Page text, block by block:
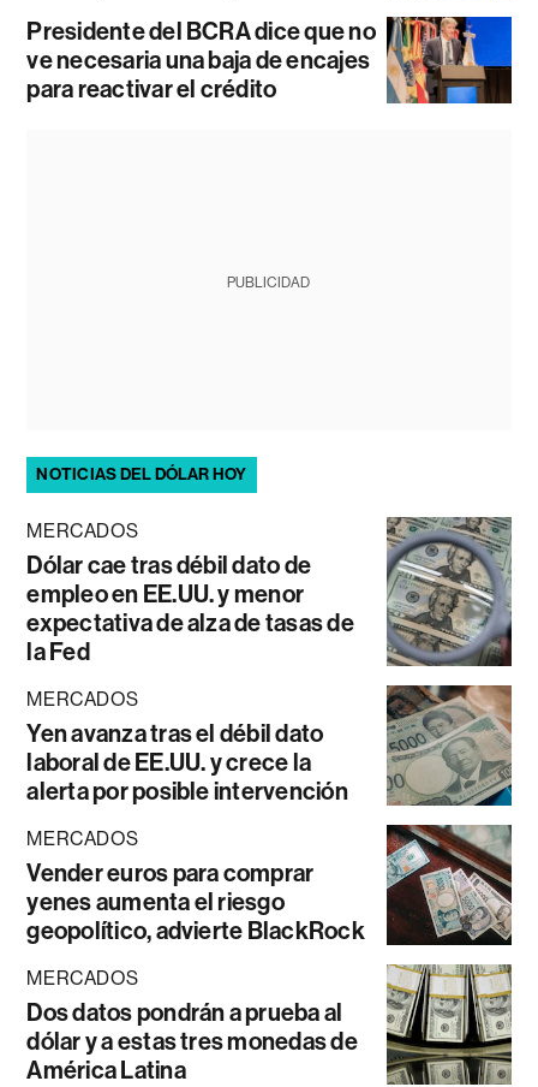
Presidente del BCRA dice que no
ve necesaria una baja de encajes
para reactivar el crédito
PUBLICIDAD
NOTICIAS DEL DÓLAR HOY
MERCADOS
Dólar cae tras débil dato de
empleo en EE.UU. y menor
expectativa de alza de tasas de
la Fed
MERCADOS
Yen avanza tras el débil dato
laboral de EE.UU. y crece la
alerta por posible intervención
MERCADOS
Vender euros para comprar
yenes aumenta el riesgo
geopolítico, advierte BlackRock
MERCADOS
Dos datos pondrán a prueba al
dólar y a estas tres monedas de
América Latina